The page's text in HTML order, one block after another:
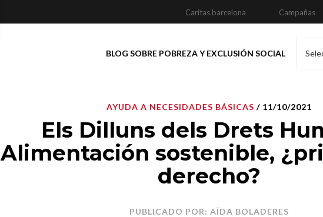
Caritas.barcelona Campañas
BLOG SOBRE POBREZA Y EXCLUSIÓN SOCIAL
AYUDA A NECESIDADES BÁSICAS / 11/10/2021
Els Dilluns dels Drets
Alimentación sostenible,
derecho?
PUBLICADO POR: AÏDA BOLADERES